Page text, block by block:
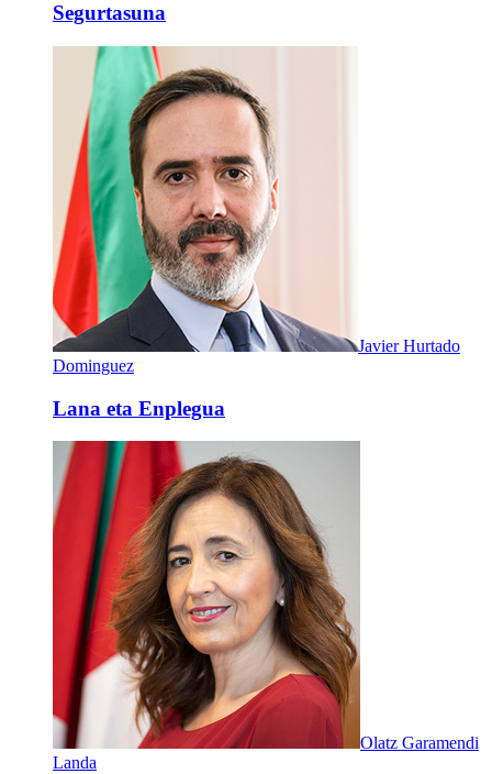
Segurtasuna
Javier Hurtado
Dominguez
Lana eta Enplegua
Olatz Garamendi
Landa